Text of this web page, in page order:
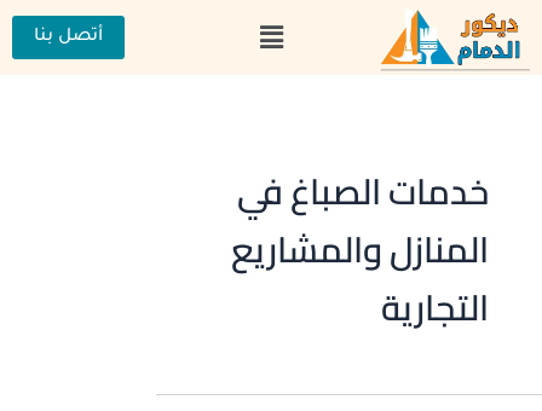
تخطي
المحتوى
القائمة أتصل بنا
خدمات الصباغ في
المنازل والمشاريع
التجارية